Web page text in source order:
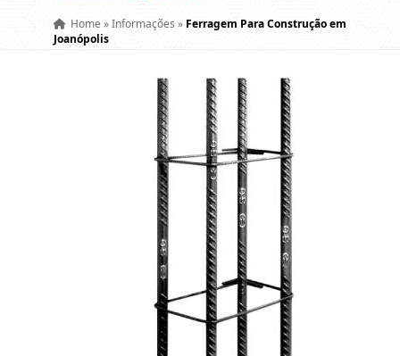
Home »Informações » Ferragem Para Construção em
Joanópolis